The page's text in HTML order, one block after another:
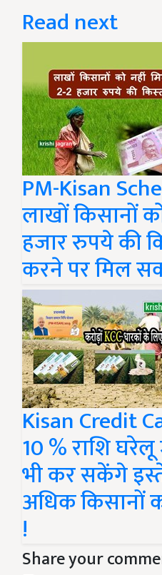
Read next
PM-Kisan
लाखों किसानों
हजार रुपये की
करने पर मिल
Kisan Credit
10 % राशि
भी कर सकेंगे
अधिक किसानों
!
Share your